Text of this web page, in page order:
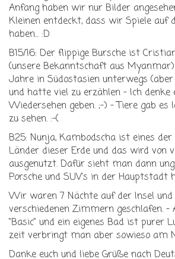
Anfang haben wir nur Bilder
Kleinen entdeckt, dass wir Spiele auf
haben... :D
B15/16: Der flippige Bursche ist
(unsere Bekanntschaft aus
Jahre in Südostasien unterwegs
und hatte viel zu erzählen - Ich denke
Wiedersehen geben. ;-) - Tiere gab es
zu sehen. :-(
B25: Nunja, Kambodscha ist eines
Länder dieser Erde und das wird von
ausgenutzt. Dafür sieht man dann
Porsche und SUV's in der Hauptstadt
Wir waren 7 Nächte auf der Insel und
verschiedenen Zimmern geschlafen. -
"Basic" und ein eigenes Bad ist purer
zeit verbringt man aber sowieso am
Danke euch und liebe Grüße nach